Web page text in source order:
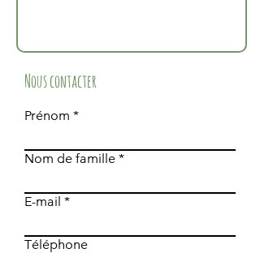
Nous contacter
Prénom
Nom de famille
E-mail
Téléphone